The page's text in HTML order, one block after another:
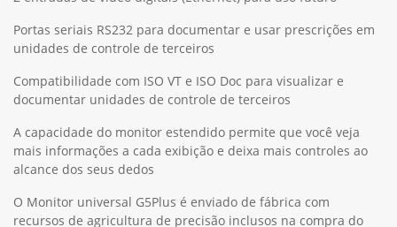
Portas seriais RS232 para documentar e usar prescrições em
unidades de controle de terceiros
Compatibilidade com ISO VT e ISO Doc para visualizar e
documentar unidades de controle de terceiros
A capacidade do monitor estendido permite que você veja
mais informações a cada exibição e deixa mais controles ao
alcance dos seus dedos
O Monitor universal G5Plus é enviado de fábrica com
recursos de agricultura de precisão inclusos na compra do